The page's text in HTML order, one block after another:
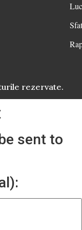
rezervate.
sent to